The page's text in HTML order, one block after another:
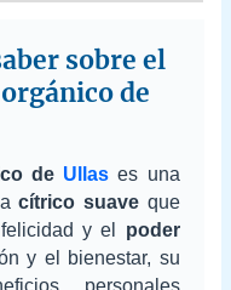
sobre el
de
de Ullas es una
cítrico suaveque
y el poder
y el bienestar, su
personales